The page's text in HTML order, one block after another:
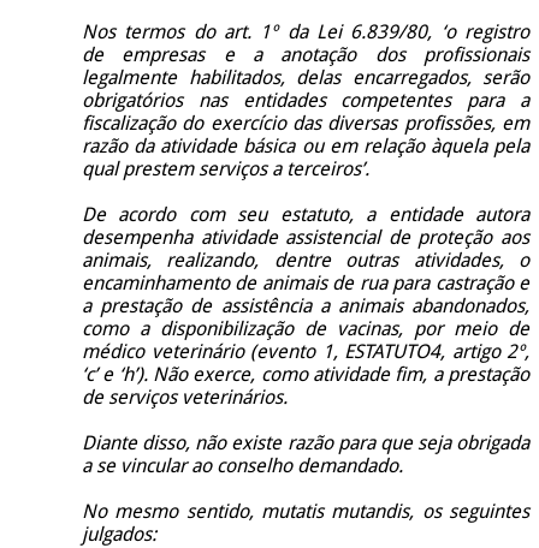
Nos termos do art. 1º da Lei 6.839/80, ‘o registro
de empresas e a anotação dos profissionais
legalmente habilitados, delas encarregados, serão
obrigatórios nas entidades competentes para a
fiscalização do exercício das diversas profissões, em
razão da atividade básica ou em relação àquela pela
qual prestem serviços a terceiros’.
De acordo com seu estatuto, a entidade autora
desempenha atividade assistencial de proteção aos
animais, realizando, dentre outras atividades, o
encaminhamento de animais de rua para castração e
a prestação de assistência a animais abandonados,
como a disponibilização de vacinas, por meio de
médico veterinário (evento 1, ESTATUTO4, artigo 2º,
‘c’ e ‘h’). Não exerce, como atividade fim, a prestação
de serviços veterinários.
Diante disso, não existe razão para que seja obrigada
a se vincular ao conselho demandado.
No mesmo sentido, mutatis mutandis, os seguintes
julgados: